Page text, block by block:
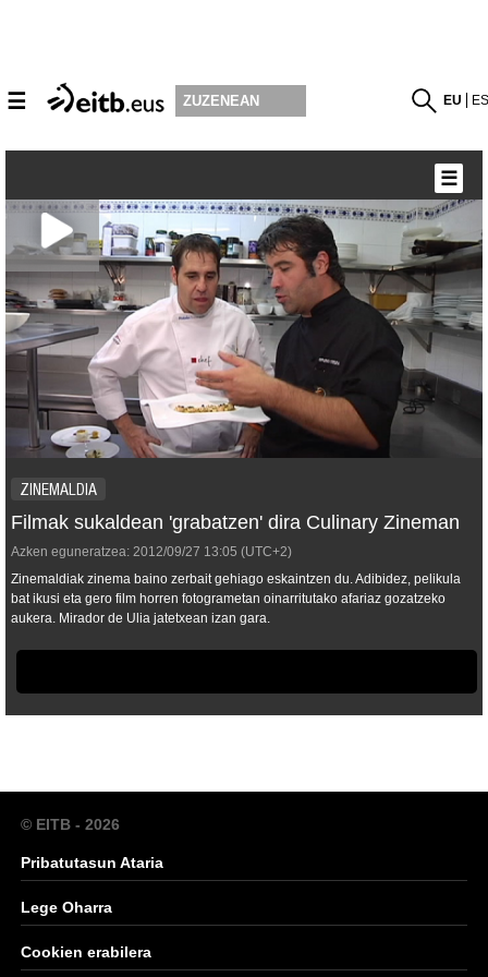
☰ ZUZENEAN EU
ZINEMALDIA
Filmak sukaldean 'grabatzen' dira Culinary Zineman
Azken eguneratzea: 2012/09/27 13:05 (UTC+2)
Zinemaldiak zinema baino zerbait gehiago eskaintzen du. Adibidez, pelikula
bat ikusi eta gero film horren fotogrametan oinarritutako afariaz gozatzeko
aukera. Mirador de Ulia jatetxean izan gara.
☰
© EITB - 2026
Pribatutasun Ataria
Lege Oharra
Cookien erabilera